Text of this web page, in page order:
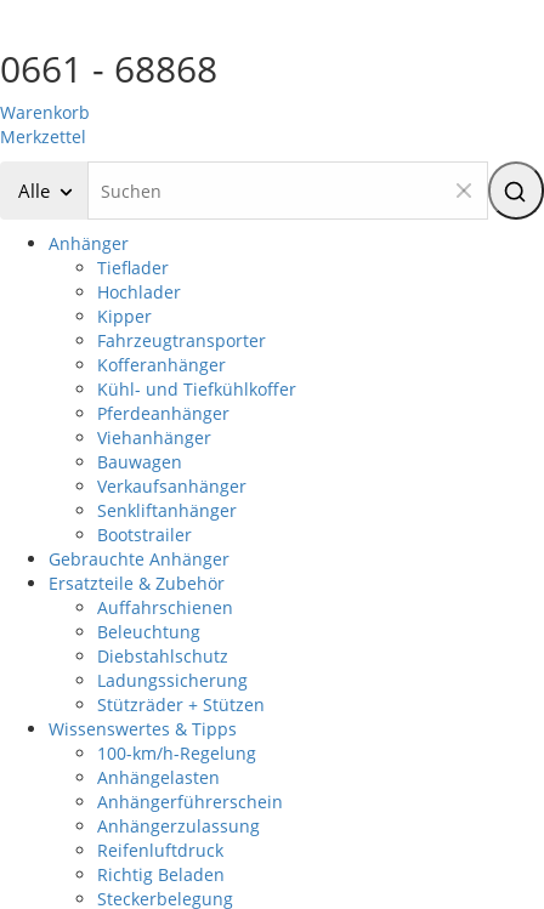
0661 - 68868
Warenkorb
Merkzettel
Alle
Anhänger
Tieflader
Hochlader
Kipper
Fahrzeugtransporter
Kofferanhänger
Kühl- und Tiefkühlkoffer
Pferdeanhänger
Viehanhänger
Bauwagen
Verkaufsanhänger
Senkliftanhänger
Bootstrailer
Gebrauchte Anhänger
Ersatzteile & Zubehör
Auffahrschienen
Beleuchtung
Diebstahlschutz
Ladungssicherung
Stützräder + Stützen
Wissenswertes & Tipps
100-km/h-Regelung
Anhängelasten
Anhängerführerschein
Anhängerzulassung
Reifenluftdruck
Richtig Beladen
Steckerbelegung